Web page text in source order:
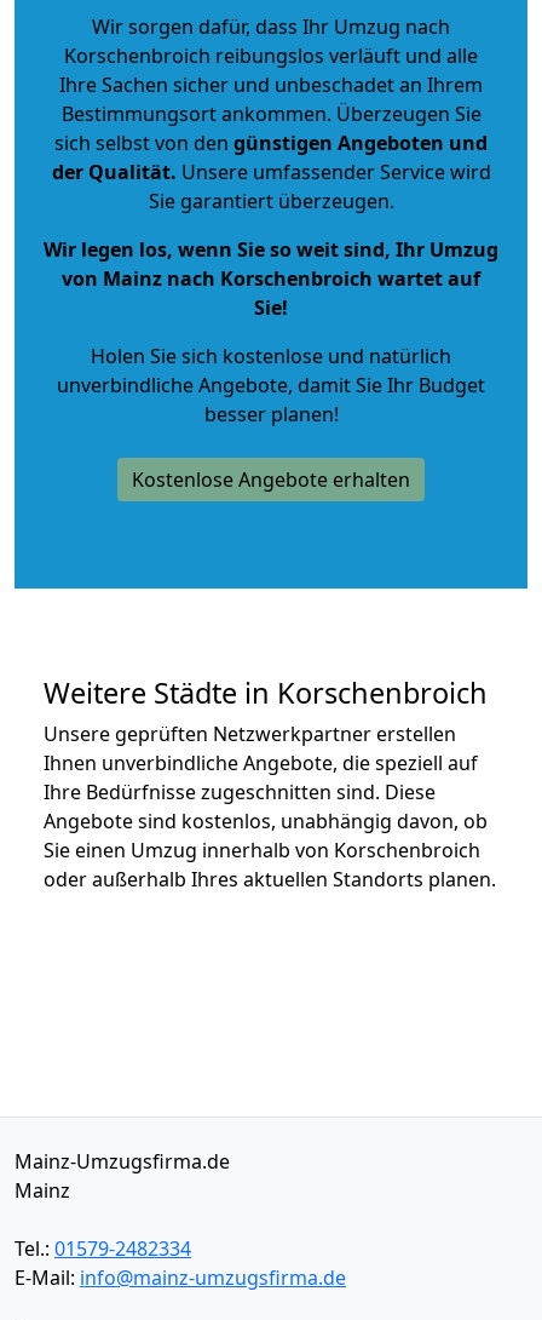
Wir sorgen dafür, dass Ihr Umzug nach
Korschenbroich reibungslos verläuft und alle
Ihre Sachen sicher und unbeschadet an Ihrem
Bestimmungsort ankommen. Überzeugen Sie
sich selbst von den günstigen Angeboten und
der Qualität. Unsere umfassender Service wird
Sie garantiert überzeugen.
Wir legen los, wenn Sie so weit sind, Ihr Umzug
von Mainz nach Korschenbroich wartet auf
Sie!
Holen Sie sich kostenlose und natürlich
unverbindliche Angebote, damit Sie Ihr Budget
besser planen!
Kostenlose Angebote erhalten
Weitere Städte in Korschenbroich
Unsere geprüften Netzwerkpartner erstellen
Ihnen unverbindliche Angebote, die speziell auf
Ihre Bedürfnisse zugeschnitten sind. Diese
Angebote sind kostenlos, unabhängig davon, ob
Sie einen Umzug innerhalb von Korschenbroich
oder außerhalb Ihres aktuellen Standorts planen.
Mainz-Umzugsfirma.de
Mainz
Tel.: 01579-2482334
E-Mail: info@mainz-umzugsfirma.de